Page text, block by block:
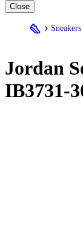
Close
Sneakers
Jordan
IB3731-